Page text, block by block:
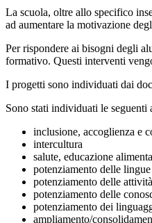
La scuola, oltre allo specifico
ad aumentare la motivazione
Per rispondere ai bisogni degli
formativo. Questi interventi
I progetti sono individuati dai
Sono stati individuati le seguenti
inclusione, accoglienza e
intercultura
salute, educazione
potenziamento delle
potenziamento delle
potenziamento delle
potenziamento dei
ampliamento/